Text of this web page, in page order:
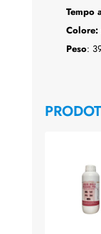
Tempo
Colore:
Peso: